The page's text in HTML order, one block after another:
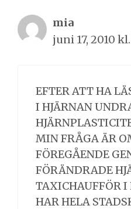
mia
juni 17, 2010
EFTER ATT HA
I HJÄRNAN
MIN FRÅGA ÄR
FÖREGÅENDE
FÖRÄNDRADE
TAXICHAUFFÖR
HAR HELA